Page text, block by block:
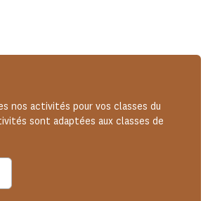
nos activités pour vos classes du
sont adaptées aux classes de